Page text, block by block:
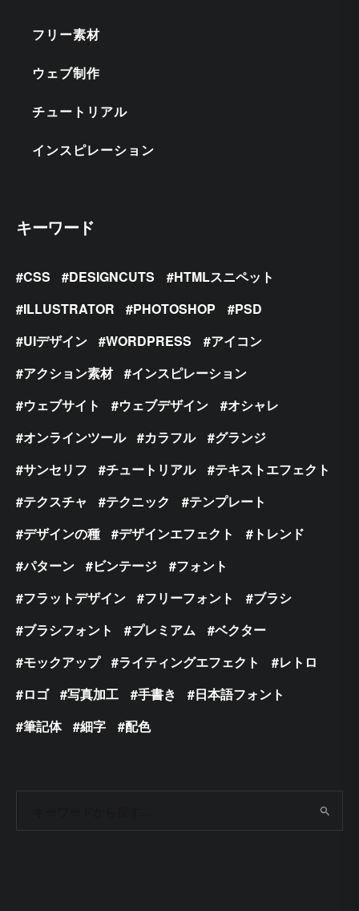
フリー素材
ウェブ制作
チュートリアル
インスピレーション
キーワード
CSS DESIGNCUTS
HTMLスニペット
ILLUSTRATOR
PHOTOSHOP
PSD
UIデザイン
WORDPRESS
アイコン
アクション素材
インスピレーション
ウェブサイト
ウェブデザイン
オシャレ
オンラインツール
カラフル
グランジ
サンセリフ
チュートリアル
テキストエフェクト
テクスチャ
テクニック
テンプレート
デザインの種
デザインエフェクト
トレンド
パターン
ビンテージ
フォント
フラットデザイン
フリーフォント
ブラシ
ブラシフォント
プレミアム
ベクター
モックアップ
ライティングエフェクト
レトロ
ロゴ
写真加工 手書き
日本語フォント
筆記体
細字 配色